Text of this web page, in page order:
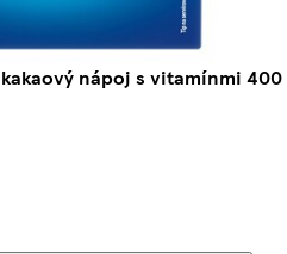
nápoj s vitamínmi 400